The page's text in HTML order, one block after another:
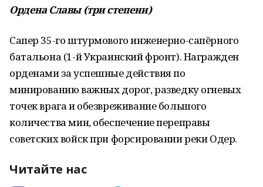
Ордена Славы (три степени)
Сапер 35-го штурмового инженерно-сапёрного
батальона (1-й Украинский фронт). Награжден
орденами за успешные действия по
минированию важных дорог, разведку огневых
точек врага и обезвреживание большого
количества мин, обеспечение переправы
советских войск при форсировании реки Одер.
Читайте нас